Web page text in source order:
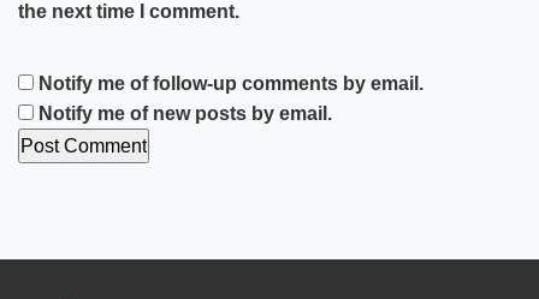
the next time I comment.
Notify me of follow-up comments by email.
Notify me of new posts by email.